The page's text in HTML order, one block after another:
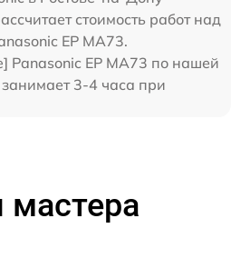
стоимость работ над
EP MA73.
Panasonic EP MA73 по нашей
занимает 3-4 часа при